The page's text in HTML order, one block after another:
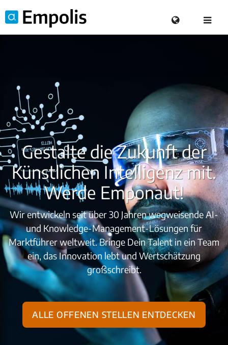
Gestalte die Zukunft der
Künstlichen Intelligenz mit.
Werde Emponaut!
Wir entwickeln seit über 30 Jahren wegweisende AI-
und Knowledge-Management-Lösungen für
Marktführer weltweit. Bringe Dein Talent in ein Team
ein, das Innovation lebt und Wertschätzung
großschreibt.
Alle offenen Stellen entdecken